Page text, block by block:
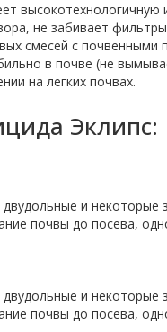
не забивает
смесей с почвенными
в почве (не
на легких почвах.
Эклипс:
и некоторые
почвы до посева,
и некоторые
почвы до посева,